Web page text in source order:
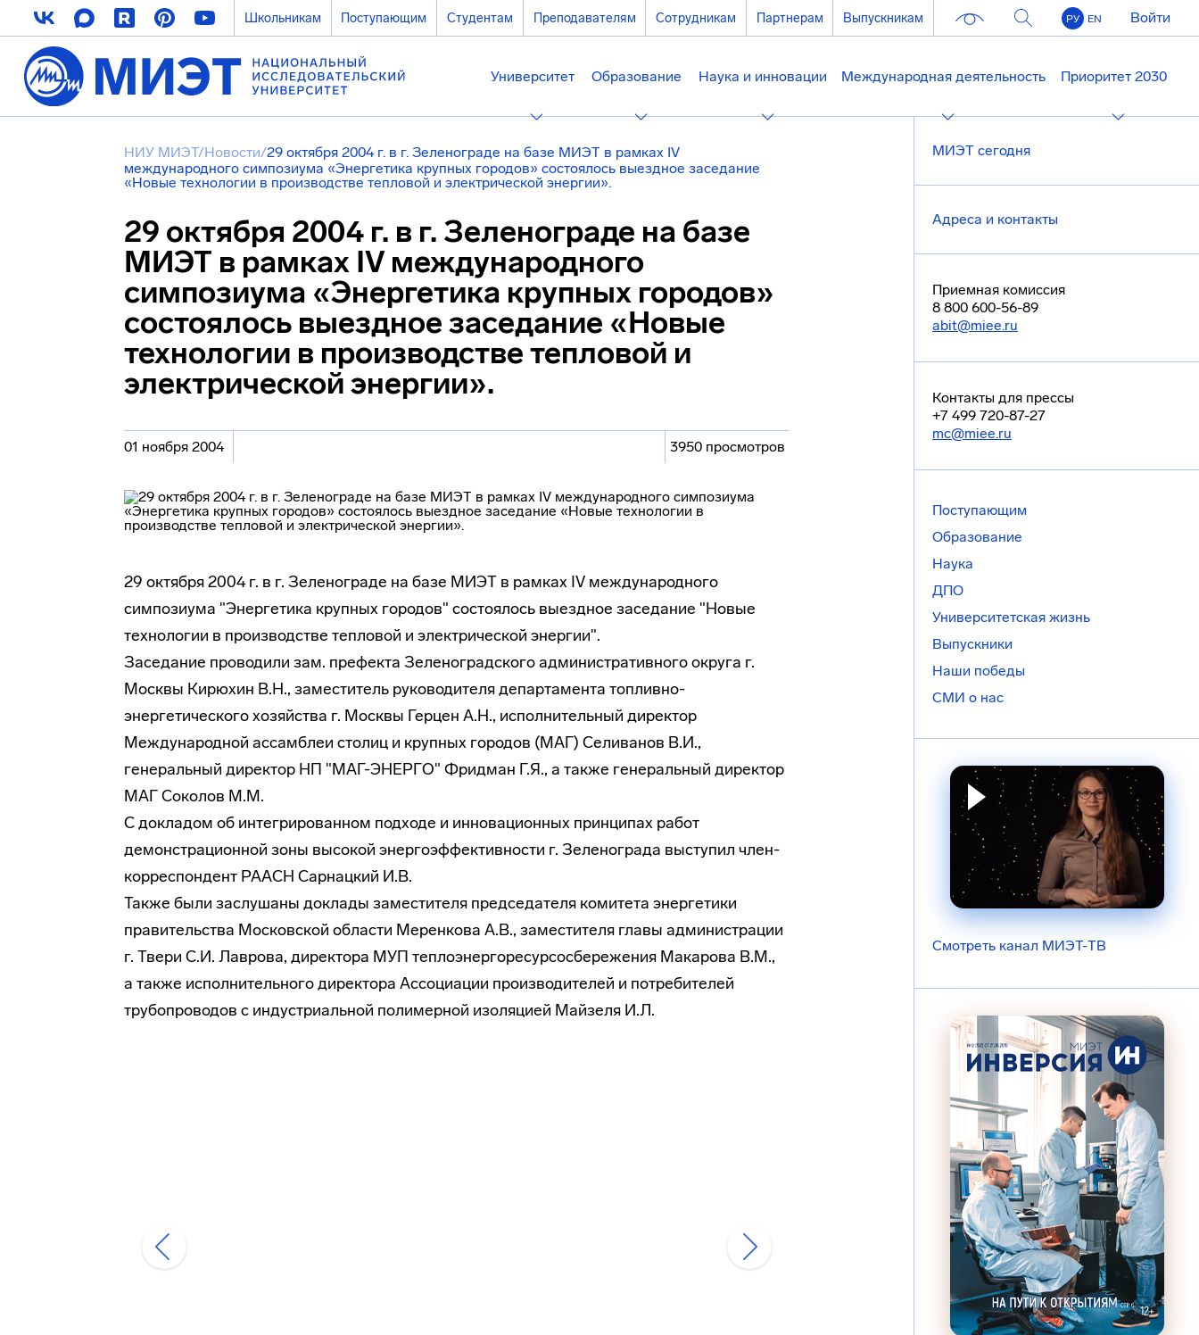
Школьникам Поступающим Студентам Преподавателям Сотрудникам Партнерам Выпускникам РУ EN Войти
Университет Образование Наука и инновации Международная деятельность Приоритет 2030
НИУ МИЭТ/Новости/29 октября 2004 г. в г. Зеленограде на базе МИЭТ в рамках IV
международного симпозиума «Энергетика крупных городов» состоялось выездное заседание
«Новые технологии в производстве тепловой и электрической энергии».
29 октября 2004 г. в г. Зеленограде на базе
МИЭТ в рамках IV международного
симпозиума «Энергетика крупных городов»
состоялось выездное заседание «Новые
технологии в производстве тепловой и
электрической энергии».
01 ноября 2004 3950 просмотров
29 октября 2004 г. в г. Зеленограде на базе МИЭТ в рамках IV международного
симпозиума "Энергетика крупных городов" состоялось выездное заседание "Новые
технологии в производстве тепловой и электрической энергии".
Заседание проводили зам. префекта Зеленоградского административного округа г.
Москвы Кирюхин В.Н., заместитель руководителя департамента топливно-
энергетическогохозяйства г. Москвы Герцен А.Н., исполнительный директор
Международной ассамблеи столиц и крупных городов (МАГ) Селиванов В.И.,
генеральный директор НП "МАГ-ЭНЕРГО" Фридман Г.Я., а также генеральный директор
МАГ Соколов М.М.
С докладом об интегрированном подходе и инновационных принципах работ
демонстрационной зоны высокой энергоэффективности г. Зеленограда выступил член-
корреспондент РААСН Сарнацкий И.В.
Также были заслушаны доклады заместителя председателя комитета энергетики
правительства Московской области Меренкова А.В., заместителя главы администрации
г. Твери С.И. Лаврова, директора МУП теплоэнергоресурсосбережения Макарова В.М.,
а также исполнительного директора Ассоциации производителей и потребителей
трубопроводов с индустриальной полимерной изоляцией Майзеля И.Л.
МИЭТ сегодня
Адреса и контакты
Приемная комиссия
8 800 600-56-89
abit@miee.ru
Контакты для прессы
+7 499 720-87-27
mc@miee.ru
Поступающим
Образование
Наука
ДПО
Университетская жизнь
Выпускники
Наши победы
СМИ о нас
Смотреть канал МИЭТ-ТВ